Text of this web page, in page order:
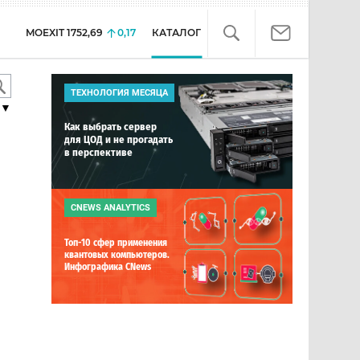
MOEXIT 1752,69 0,17 КАТАЛОГ
▼
ТЕХНОЛОГИЯ МЕСЯЦА
Как выбрать сервер
для ЦОД и не прогадать
в перспективе
CNEWS ANALYTICS
Топ-10 сфер применения
квантовых компьютеров.
Инфографика CNews